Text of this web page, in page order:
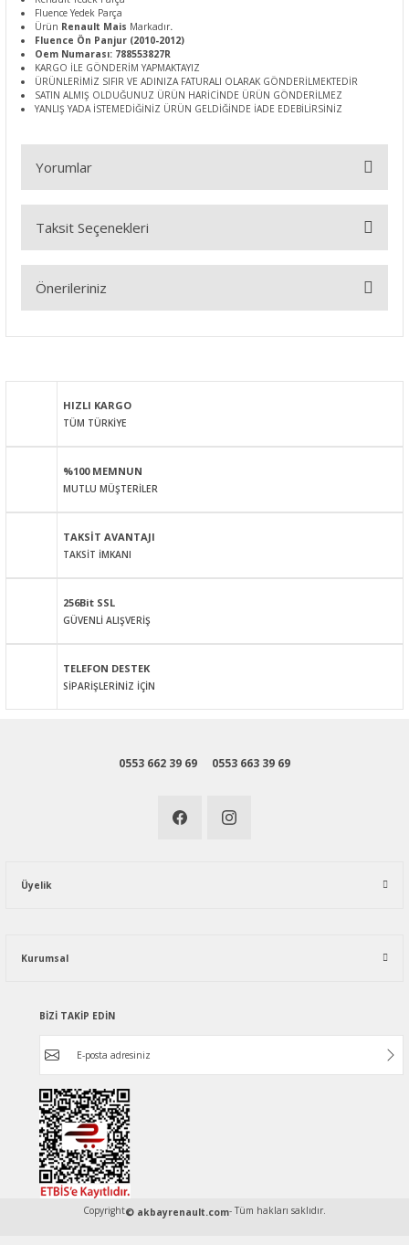
Fluence Yedek Parça
Ürün Renault Mais Markadır.
Fluence Ön Panjur (2010-2012)
Oem Numarası: 788553827R
KARGO İLE GÖNDERİM YAPMAKTAYIZ
ÜRÜNLERİMİZ SIFIR VE ADINIZA FATURALI OLARAK GÖNDERİLMEKTEDİR
SATIN ALMIŞ OLDUĞUNUZ ÜRÜN HARİCİNDE ÜRÜN GÖNDERİLMEZ
YANLIŞ YADA İSTEMEDİĞİNİZ ÜRÜN GELDİĞİNDE İADE EDEBİLİRSİNİZ
Yorumlar
Bu ürüne ilk yorumu siz yapın!
Taksit Seçenekleri
Önerileriniz
Görüş ve önerileriniz için teşekkür ederiz.
Ürün resmi kalitesiz, bozuk veya görüntülenemiyor.
Ürün bilgilerinde hatalar bulunuyor.
Bu ürüne benzer farklı alternatifler olmalı.
HIZLI KARGO
TÜM TÜRKİYE
%100 MEMNUN
MUTLU MÜŞTERİLER
TAKSİT AVANTAJI
TAKSİT İMKANI
256Bit SSL
GÜVENLİ ALIŞVERİŞ
TELEFON DESTEK
SİPARİŞLERİNİZ İÇİN
0553 662 39 69 0553 663 39 69
Üyelik
Kurumsal
BİZİ TAKİP EDİN
Copyright© akbayrenault.com- Tüm hakları saklıdır.